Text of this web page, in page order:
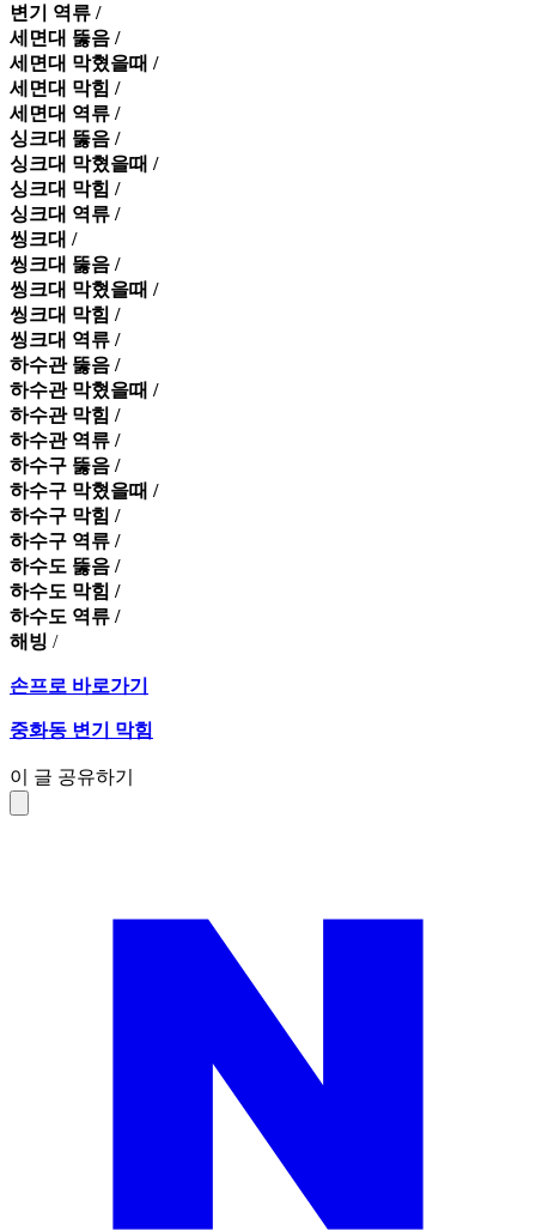
변기 역류 /
세면대 뚫음 /
세면대 막혔을때 /
세면대 막힘 /
세면대 역류 /
싱크대 뚫음 /
싱크대 막혔을때 /
싱크대 막힘 /
싱크대 역류 /
씽크대 /
씽크대 뚫음 /
씽크대 막혔을때 /
씽크대 막힘 /
씽크대 역류 /
하수관 뚫음 /
하수관 막혔을때 /
하수관 막힘 /
하수관 역류 /
하수구 뚫음 /
하수구 막혔을때 /
하수구 막힘 /
하수구 역류 /
하수도 뚫음 /
하수도 막힘 /
하수도 역류 /
해빙 /
손프로 바로가기
중화동 변기 막힘
이 글 공유하기